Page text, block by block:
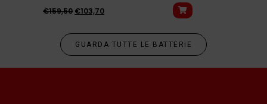
SHIELD
€159,50 €103,70
GUARDA TUTTE LE BATTERIE